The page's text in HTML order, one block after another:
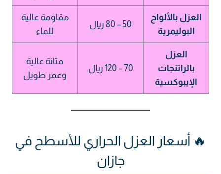
العزل بالألواح
البوليمرية
50 – 80 ريال
مقاومة عالية
للماء
العزل
بالراتنجات
الإيبوكسية
70 – 120 ريال
متانة عالية
وعمر طويل
🔥 أسعار العزل الحراري للأسطح في
جازان